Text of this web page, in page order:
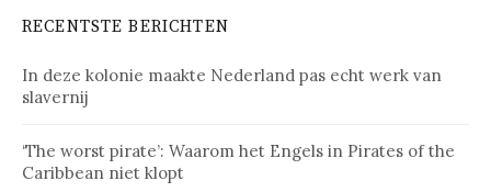
RECENTSTE BERICHTEN
In deze kolonie maakte Nederland pas echt werk van
slavernij
‘The worst pirate’: Waarom het Engels in Pirates of the
Caribbean niet klopt